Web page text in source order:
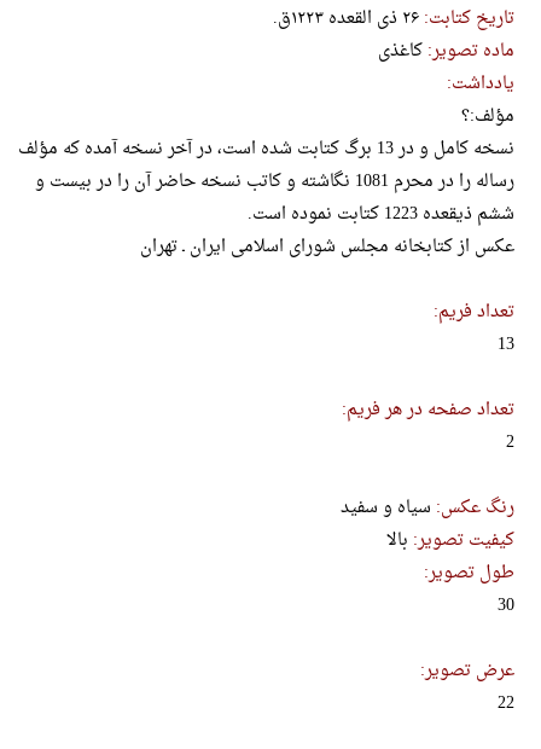
تاریخ کتابت:۲۶ ذی القعده ۱۲۲۳ق.
ماده تصویر:کاغذی
یادداشت:
مؤلف:؟
نسخه کامل و در 13 برگ کتابت شده است، در آخر نسخه آمده که مؤلف
رساله را در محرم 1081 نگاشته و کاتب نسخه حاضر آن را در بیست و
ششم ذیقعده 1223 کتابت نموده است.
عکس از کتابخانه مجلس شورای اسلامی ایران ـ تهران
تعداد فریم:
13
تعداد صفحه در هر فریم:
2
رنگ عکس: سیاه و سفید
کیفیت تصویر: بالا
طول تصویر:
30
عرض تصویر:
22